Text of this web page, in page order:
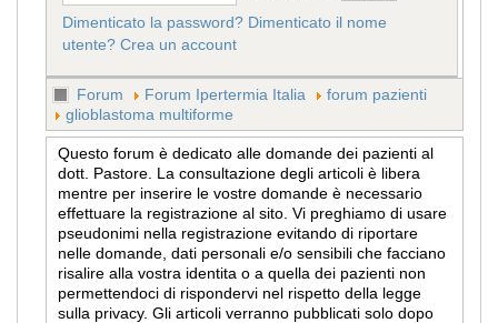
Dimenticato la password? Dimenticato il nome
utente? Crea un account
Forum Forum Ipertermia Italia
forum pazienti
glioblastoma multiforme
Questo forum è dedicato alle domande dei pazienti al
dott. Pastore. La consultazione degli articoli è libera
mentre per inserire le vostre domande è necessario
effettuare la registrazione al sito. Vi preghiamo di usare
pseudonimi nella registrazione evitando di riportare
nelle domande, dati personali e/o sensibili che facciano
risalire alla vostra identita o a quella dei pazienti non
permettendoci di rispondervi nel rispetto della legge
sulla privacy. Gli articoli verranno pubblicati solo dopo